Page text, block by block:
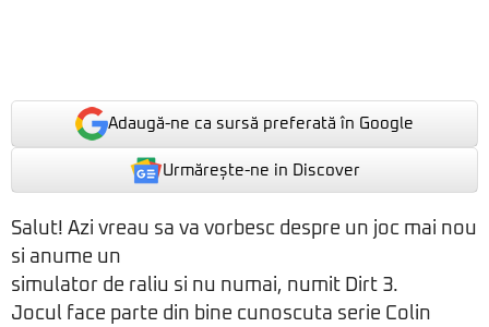
Adaugă-ne ca sursă preferată în Google
Urmărește-ne in Discover
Salut! Azi vreau sa va vorbesc despre un joc mai nou
si anume un
simulator de raliu si nu numai, numit Dirt 3.
Jocul face parte din bine cunoscuta serie Colin